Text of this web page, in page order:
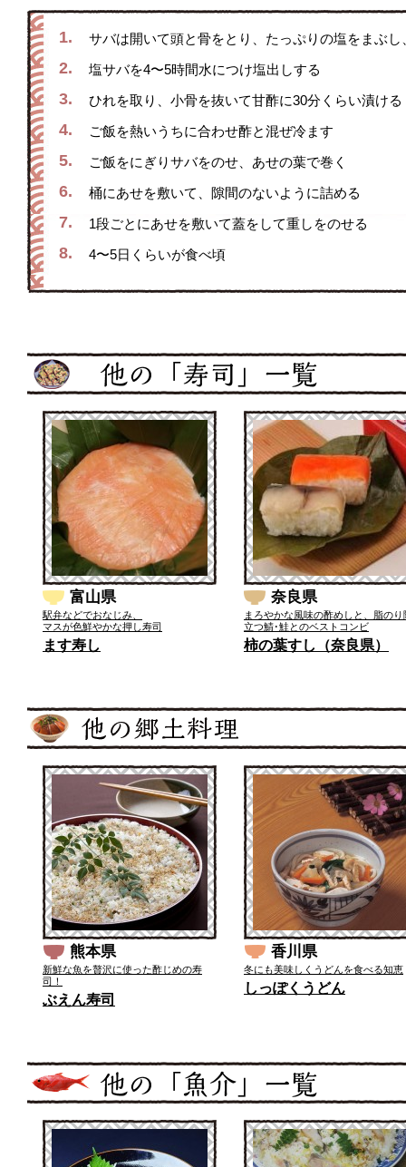
1. サバは開いて頭と骨をとり、たっぷりの塩をまぶし
2. 塩サバを4〜5時間水につけ塩出しする
3. ひれを取り、小骨を抜いて甘酢に30分くらい漬ける
4. ご飯を熱いうちに合わせ酢と混ぜ冷ます
5. ご飯をにぎりサバをのせ、あせの葉で巻く
6. 桶にあせを敷いて、隙間のないように詰める
7. 1段ごとにあせを敷いて蓋をして重しをのせる
8. 4〜5日くらいが食べ頃
富山県
駅弁などでおなじみ、
マスが色鮮やかな押し寿司
ます寿し
奈良県
まろやかな風味の酢めしと、脂のり
立つ鯖･鮭とのベストコンビ
柿の葉すし（奈良県）
熊本県
新鮮な魚を贅沢に使った酢じめの寿
司！
ぶえん寿司
香川県
冬にも美味しくうどんを食べる知恵
しっぽくうどん